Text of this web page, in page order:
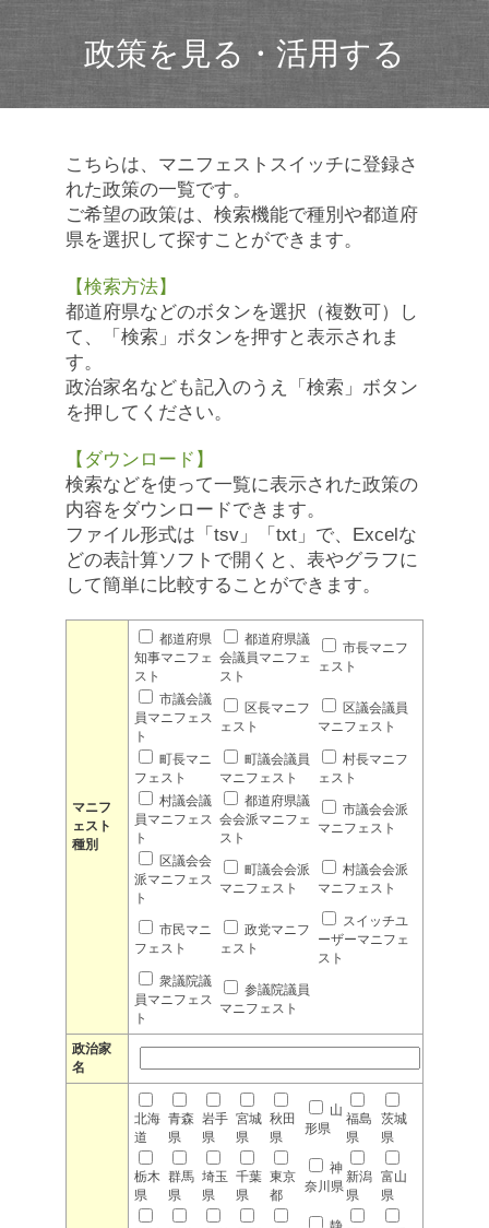
政策を見る・活用する
こちらは、マニフェストスイッチに登録さ
れた政策の一覧です。
ご希望の政策は、検索機能で種別や都道府
県を選択して探すことができます。
【検索方法】
都道府県などのボタンを選択（複数可）し
て、「検索」ボタンを押すと表示されま
す。
政治家名なども記入のうえ「検索」ボタン
を押してください。
【ダウンロード】
検索などを使って一覧に表示された政策の
内容をダウンロードできます。
ファイル形式は「tsv」「txt」で、Excelな
どの表計算ソフトで開くと、表やグラフに
して簡単に比較することができます。
マニフ
ェスト
種別
都道府県
知事マニフェ
スト
都道府県議
会議員マニフェ
スト
市長マニフ
ェスト
市議会議
員マニフェス
ト
区長マニフ
ェスト
区議会議員
マニフェスト
町長マニ
フェスト
町議会議員
マニフェスト
村長マニフ
ェスト
村議会議
員マニフェス
ト
都道府県議
会会派マニフェ
スト
市議会会派
マニフェスト
区議会会
派マニフェス
ト
町議会会派
マニフェスト
村議会会派
マニフェスト
市民マニ
フェスト
政党マニフ
ェスト
スイッチユ
ーザーマニフェ
スト
衆議院議
員マニフェス
ト
参議院議員
マニフェスト
政治家
名
北海
道
青森
県
岩手
県
宮城
県
秋田
県
山
形県
福島
県
茨城
県
栃木
県
群馬
県
埼玉
県
千葉
県
東京
都
神
奈川県
新潟
県
富山
県